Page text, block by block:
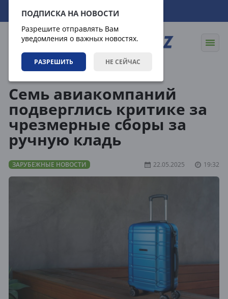
ПОДПИСКА НА НОВОСТИ
Разрешите отправлять Вам
уведомления о важных новостях.
РАЗРЕШИТЬ НЕ СЕЙЧАС
08.08.2026 08:16:55
Семь авиакомпаний
подверглись критике за
чрезмерные сборы за
ручную кладь
ЗАРУБЕЖНЫЕ НОВОСТИ 22.05.2025 19:32